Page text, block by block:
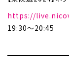
https://
19:30～20:45